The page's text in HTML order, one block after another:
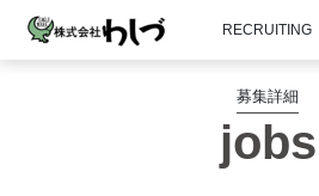
RECRUITING
募集詳細
jobs